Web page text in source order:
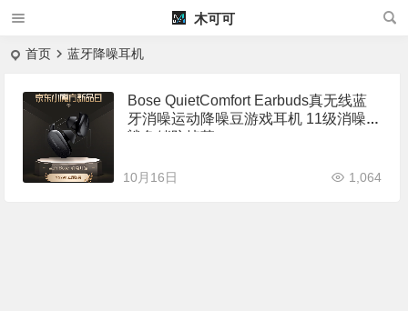
木可可
首页 蓝牙降噪耳机
Bose QuietComfort Earbuds真无线蓝
牙消噪运动降噪豆游戏耳机 11级消噪
鲨鱼鳍防掉落
10月16日 1,064